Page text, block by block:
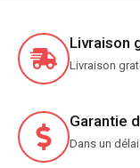
Livraison
Livraison
Garantie
Dans un